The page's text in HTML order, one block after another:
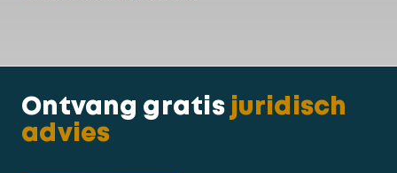
Ontvang gratis juridisch
advies